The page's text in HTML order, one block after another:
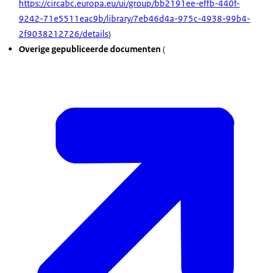
https://circabc.europa.eu/ui/group/bb2191ee-effb-440f-
9242-71e5511eac9b/library/7eb46d4a-975c-4938-99b4-
2f9038212726/details)
Overige gepubliceerde documenten (